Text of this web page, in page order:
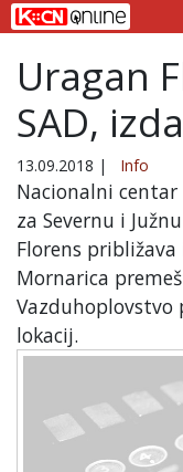
Uragan
SAD,
13.09.2018 | Info
Nacionalni
za Severnu i
Florens približava
Mornarica
Vazduhoplovstvo
lokacij.